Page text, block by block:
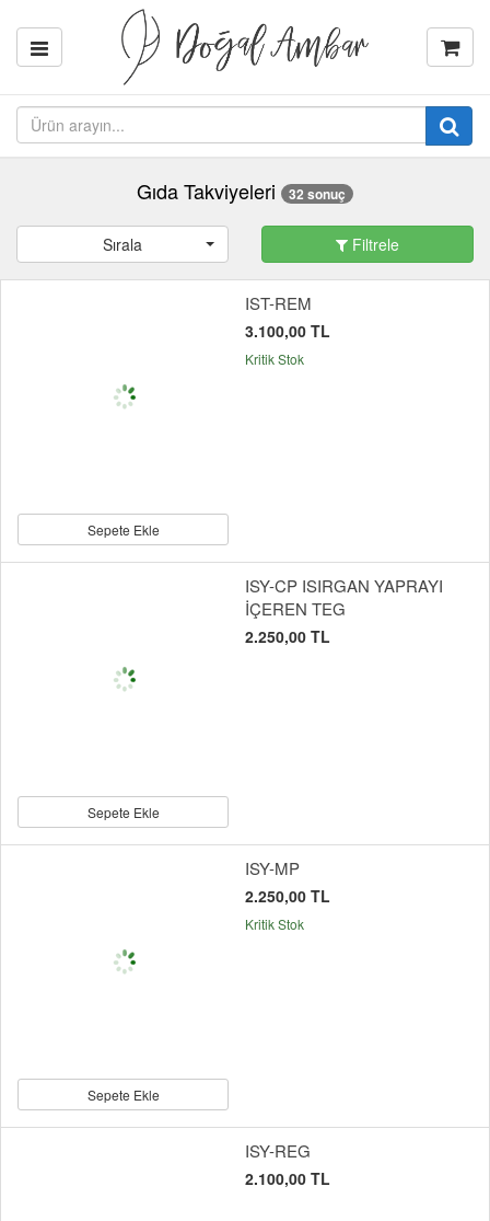
Gıda Takviyeleri 32 sonuç
Sırala Filtrele
Sepete Ekle
IST-REM
3.100,00 TL
Kritik Stok
Sepete Ekle
ISY-CP ISIRGAN YAPRAYI
İÇEREN TEG
2.250,00 TL
Sepete Ekle
ISY-MP
2.250,00 TL
Kritik Stok
ISY-REG
2.100,00 TL